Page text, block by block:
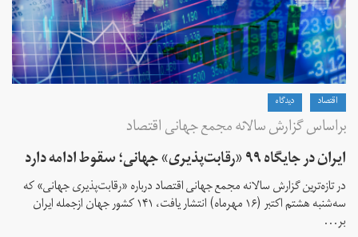
اقتصاد دیدگاه
براساس گزارش سالانه مجمع جهانی اقتصاد
ایران در جایگاه ۹۹ «رقابت‌پذیری» جهانی؛ سقوط ادامه دارد
در تازه‌ترین گزارش سالانه مجمع جهانی اقتصاد درباره «رقابت‌پذیری جهانی» که
سه‌شنبه هشتم اکتبر (۱۶ مهرماه) انتشار یافت، ۱۴۱ کشور جهان ازجمله ایران
بر...